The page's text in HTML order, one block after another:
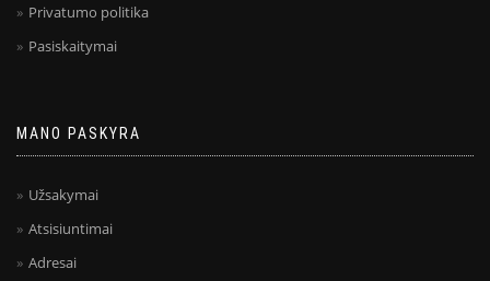
Privatumo politika
Pasiskaitymai
MANO PASKYRA
Užsakymai
Atsisiuntimai
Adresai